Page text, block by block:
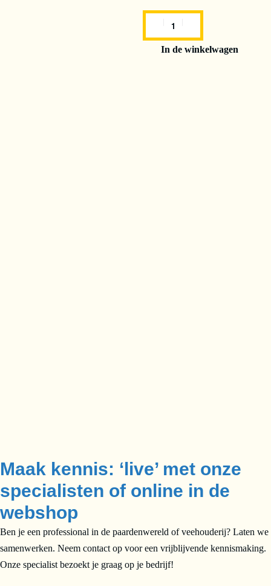
In de winkelwagen
Maak kennis: ‘live’ met onze
specialisten of online in de
webshop
Ben je een professional in de paardenwereld of veehouderij? Laten we
samenwerken. Neem contact op voor een vrijblijvende kennismaking.
Onze specialist bezoekt je graag op je bedrijf!